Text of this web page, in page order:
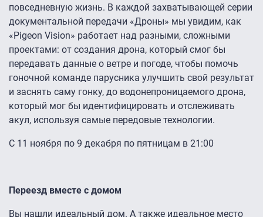
повседневную жизнь. В каждой захватывающей серии
документальной передачи «Дроны» мы увидим, как
«Pigeon Vision» работает над разными, сложными
проектами: от создания дрона, который смог бы
передавать данные о ветре и погоде, чтобы помочь
гоночной команде парусника улучшить свой результат
и заснять саму гонку, до водонепроницаемого дрона,
который мог бы идентифицировать и отслеживать
акул, используя самые передовые технологии.
С 11 ноября по 9 декабря по пятницам в 21:00
Переезд вместе с домом
Вы нашли идеальный дом. А также идеальное место